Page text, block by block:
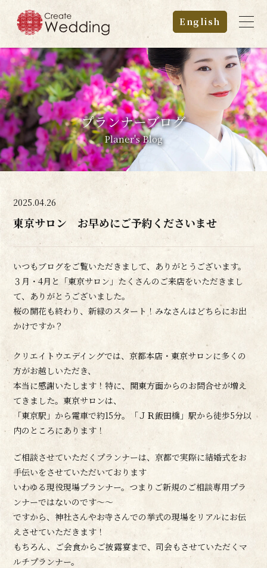
English
プランナーブログ
Planer's Blog
2025.04.26
東京サロン お早めにご予約くださいませ
いつもブログをご覧いただきまして、ありがとうございます。
３月・4月と「東京サロン」たくさんのご来店をいただきまし
て、ありがとうございました。
桜の開花も終わり、新緑のスタート！みなさんはどちらにお出
かけですか？
クリエイトウエデイングでは、京都本店・東京サロンに多くの
方がお越しいただき、
本当に感謝いたします！特に、関東方面からのお問合せが増え
てきました。東京サロンは、
「東京駅」から電車で約15分。「ＪＲ飯田橋」駅から徒歩5分以
内のところにあります！
ご相談させていただくプランナーは、京都で実際に結婚式をお
手伝いをさせていただいております
いわゆる現役現場プランナー。つまりご新規のご相談専用プラ
ンナーではないのです～～
ですから、神社さんやお寺さんでの挙式の現場をリアルにお伝
えさせていただきます！
もちろん、ご会食からご披露宴まで、司会もさせていただくマ
ルチプランナー。